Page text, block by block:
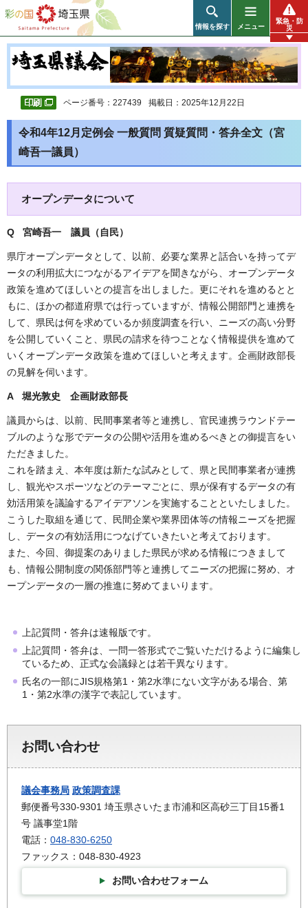
彩の国 埼玉県
情報を探す メニュー
緊急・防
災
ページ番号：227439 掲載日：2025年12月22日
令和4年12月定例会 一般質問 質疑質問・答弁全文（宮
崎吾一議員）
オープンデータについて
Q 宮崎吾一 議員（自民）
県庁オープンデータとして、以前、必要な業界と話合いを持ってデ
ータの利用拡大につながるアイデアを聞きながら、オープンデータ
政策を進めてほしいとの提言を出しました。更にそれを進めるとと
もに、ほかの都道府県では行っていますが、情報公開部門と連携を
して、県民は何を求めているか頻度調査を行い、ニーズの高い分野
を公開していくこと、県民の請求を待つことなく情報提供を進めて
いくオープンデータ政策を進めてほしいと考えます。企画財政部長
の見解を伺います。
A 堀光敦史 企画財政部長
議員からは、以前、民間事業者等と連携し、官民連携ラウンドテー
ブルのような形でデータの公開や活用を進めるべきとの御提言をい
ただきました。
これを踏まえ、本年度は新たな試みとして、県と民間事業者が連携
し、観光やスポーツなどのテーマごとに、県が保有するデータの有
効活用策を議論するアイデアソンを実施することといたしました。
こうした取組を通じて、民間企業や業界団体等の情報ニーズを把握
し、データの有効活用につなげていきたいと考えております。
また、今回、御提案のありました県民が求める情報につきまして
も、情報公開制度の関係部門等と連携してニーズの把握に努め、オ
ープンデータの一層の推進に努めてまいります。
上記質問・答弁は速報版です。
上記質問・答弁は、一問一答形式でご覧いただけるように編集し
ているため、正式な会議録とは若干異なります。
氏名の一部にJIS規格第1・第2水準にない文字がある場合、第
1・第2水準の漢字で表記しています。
お問い合わせ
議会事務局 政策調査課
郵便番号330-9301 埼玉県さいたま市浦和区高砂三丁目15番1
号 議事堂1階
電話： 048-830-6250
ファックス：048-830-4923
お問い合わせフォーム